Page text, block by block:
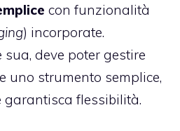
con funzionalità
) incorporate.
sua, deve poter gestire
uno strumento semplice,
garantisca flessibilità.